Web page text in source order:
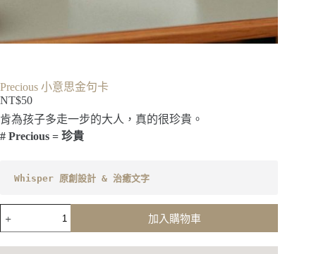
Precious 小意思金句卡
NT$50
肯為孩子多走一步的大人，真的很珍貴。
# Precious = 珍貴
Whisper 原創設計 & 治癒文字
小
加入購物車